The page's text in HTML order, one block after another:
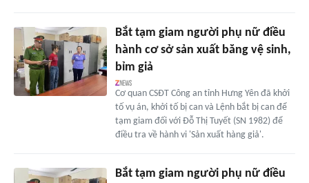
Bắt tạm giam người phụ nữ điều
hành cơ sở sản xuất băng vệ sinh,
bỉm giả
Cơ quan CSĐT Công an tỉnh Hưng Yên đã khởi
tố vụ án, khởi tố bị can và Lệnh bắt bị can để
tạm giam đối với Đỗ Thị Tuyết (SN 1982) để
điều tra về hành vi 'Sản xuất hàng giả'.
Bắt tạm giam người phụ nữ điều